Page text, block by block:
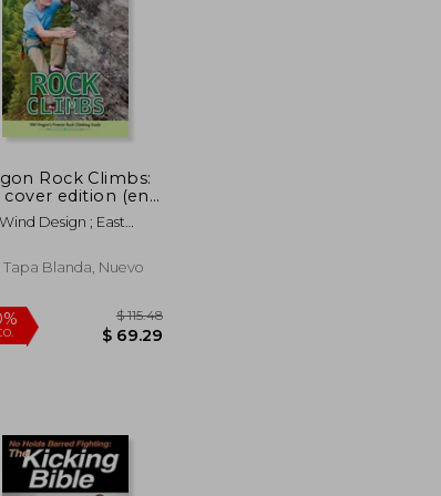
40%
dcto.
Rock Climbs:
cover edition (en
Design ; East
Tapa Blanda, Nuevo